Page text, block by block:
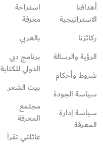
أهدافنا
الاستراتيجية
ركائزنا
الرؤية والرسالة
شروط وأحكام
سياسة الجودة
سياسة إدارة
المعرفة
استراحة
معرفة
بالعربي
برنامج دبي
الدولي للكتابة
بيت الشعر
مجتمع
المعرفة
عائلتي تقرأ‎